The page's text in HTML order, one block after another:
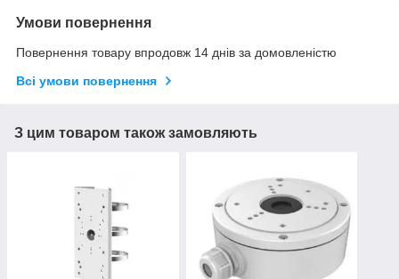
Умови повернення
Повернення товару впродовж 14 днів за домовленістю
Всі умови повернення
З цим товаром також замовляють